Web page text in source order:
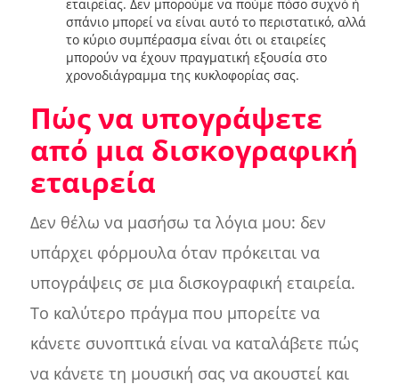
εταιρείας. Δεν μπορούμε να πούμε πόσο συχνό ή
σπάνιο μπορεί να είναι αυτό το περιστατικό, αλλά
το κύριο συμπέρασμα είναι ότι οι εταιρείες
μπορούν να έχουν πραγματική εξουσία στο
χρονοδιάγραμμα της κυκλοφορίας σας.
Πώς να υπογράψετε
από μια δισκογραφική
εταιρεία
Δεν θέλω να μασήσω τα λόγια μου: δεν
υπάρχει φόρμουλα όταν πρόκειται να
υπογράψεις σε μια δισκογραφική εταιρεία.
Το καλύτερο πράγμα που μπορείτε να
κάνετε συνοπτικά είναι να καταλάβετε πώς
να κάνετε τη μουσική σας να ακουστεί και